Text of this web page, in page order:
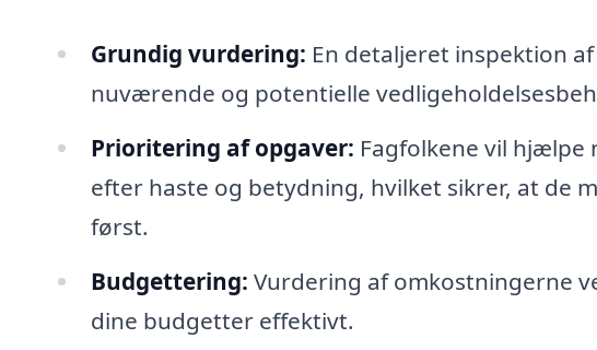
Grundig vurdering: En detaljeret inspektion
nuværende og potentielle
Prioritering af opgaver: Fagfolkene vil hjælpe
efter haste og betydning, hvilket sikrer, at de
først.
Budgettering: Vurdering af omkostningerne
dine budgetter effektivt.